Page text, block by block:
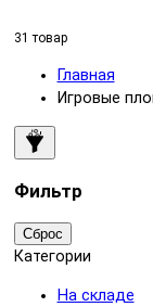
31 товар
Главная
Игровые
Фильтр
Сброс
Категории
На складе